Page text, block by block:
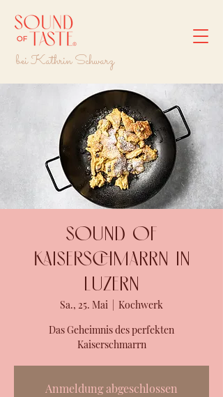
bei Kathrin Schwarz
Sound of
Kaiserschmarrn in
LUZERN
Sa., 25. Mai
Kochwerk
Das Geheimnis des perfekten
Kaiserschmarrn
Anmeldung abgeschlossen